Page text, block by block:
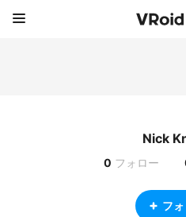
Nick
0 フォロー
フ